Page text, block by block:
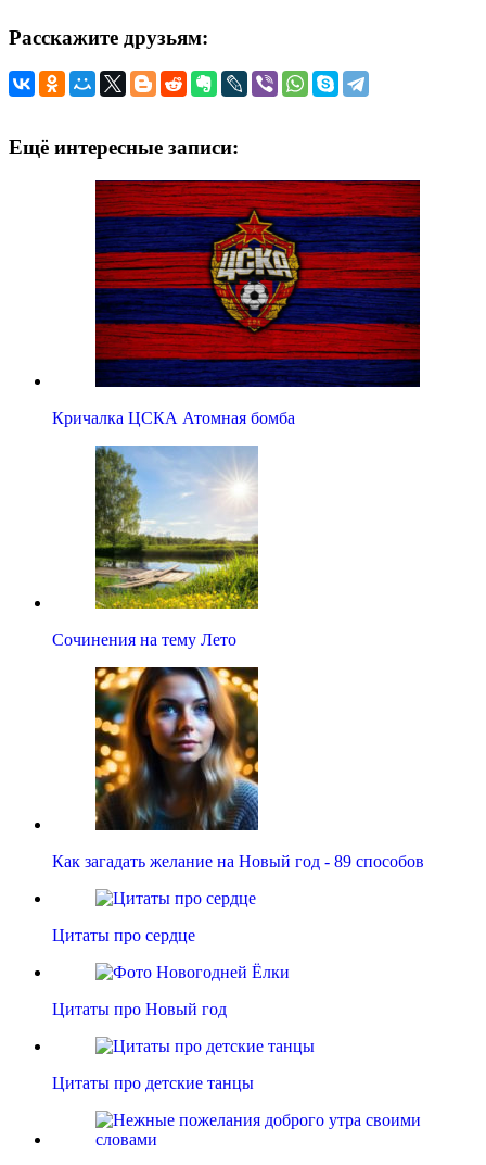
Расскажите друзьям:
Ещё интересные записи:
Кричалка ЦСКА Атомная бомба
Сочинения на тему Лето
Как загадать желание на Новый год - 89 способов
Цитаты про сердце
Цитаты про Новый год
Цитаты про детские танцы